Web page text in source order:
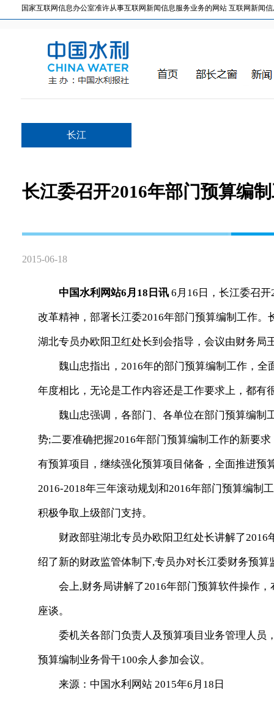
国家互联网信息办公室准许从事互联网新闻信息服务业务的网站 互联网新闻信
长江
长江委召开2016年部门预算编
2015-06-18
中国水利网站6月18日讯 6月16日，长江委召
改革精神，部署长江委2016年部门预算编制工作
湖北专员办欧阳卫红处长到会指导，会议由财务局
魏山忠指出，2016年的部门预算编制工作，全
年度相比，无论是工作内容还是工作要求上，都有
魏山忠强调，各部门、各单位在部门预算编制
势;二要准确把握2016年部门预算编制工作的新要
有预算项目，继续强化预算项目储备，全面推进
2016-2018年三年滚动规划和2016年部门预算编制
积极争取上级部门支持。
财政部驻湖北专员办欧阳卫红处长讲解了2016
绍了新的财政监管体制下,专员办对长江委财务预算
会上,财务局讲解了2016年部门预算软件操作，
座谈。
委机关各部门负责人及预算项目业务管理人员
预算编制业务骨干100余人参加会议。
来源：中国水利网站 2015年6月18日